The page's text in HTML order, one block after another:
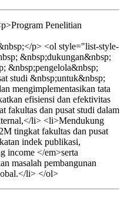
Penelitian
p> <ol style="list-style-
&nbsp;dukungan&nbsp;
&nbsp;pengelola&nbsp;
studi &nbsp;untuk&nbsp;
mengimplementasikan tata
efisiensi dan efektivitas
fakultas dan pusat studi dalam
li> <li>Mendukung
tingkat fakultas dan pusat
indek publikasi,
income </em>serta
masalah pembangunan
li> </ol>